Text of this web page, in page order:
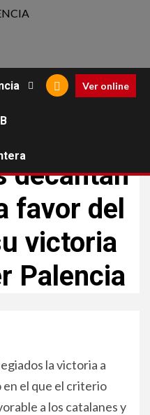
Ver online
decantan
favor del
victoria
Palencia
la victoria a
el que el criterio
a los catalanes y